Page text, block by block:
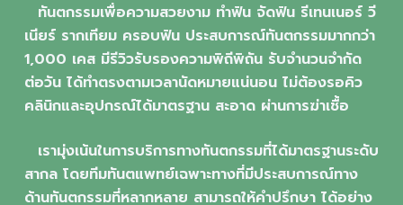
ทันตกรรมเพื่อความสวยงาม ทำฟัน จัดฟัน รีเทนเนอร์ วี
เนียร์ รากเทียม ครอบฟัน ประสบการณ์ทันตกรรมมากกว่า
1,000 เคส มีรีวิวรับรองความพิถีพิถัน รับจำนวนจำกัด
ต่อวัน ได้ทำตรงตามเวลานัดหมายแน่นอน ไม่ต้องรอคิว
คลินิกและอุปกรณ์ได้มาตรฐาน สะอาด ผ่านการฆ่าเชื้อ
เรามุ่งเน้นในการบริการทางทันตกรรมที่ได้มาตรฐานระดับ
สากล โดยทีมทันตแพทย์เฉพาะทางที่มีประสบการณ์ทาง
ด้านทันตกรรมที่หลากหลาย สามารถให้คำปรึกษา ได้อย่าง